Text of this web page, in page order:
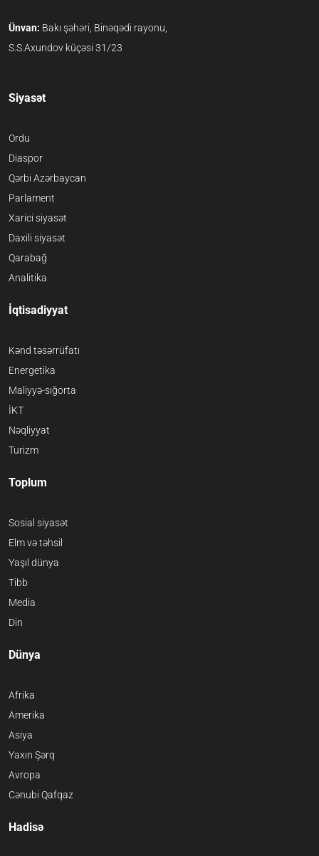
Ünvan: Bakı şəhəri, Binəqədi rayonu,
S.S.Axundov küçəsi 31/23
Siyasət
Ordu
Diaspor
Qərbi Azərbaycan
Parlament
Xarici siyasət
Daxili siyasət
Qarabağ
Analitika
İqtisadiyyat
Kənd təsərrüfatı
Energetika
Maliyyə-sığorta
İKT
Nəqliyyat
Turizm
Toplum
Sosial siyasət
Elm və təhsil
Yaşıl dünya
Tibb
Media
Din
Dünya
Afrika
Amerika
Asiya
Yaxın Şərq
Avropa
Cənubi Qafqaz
Hadisə